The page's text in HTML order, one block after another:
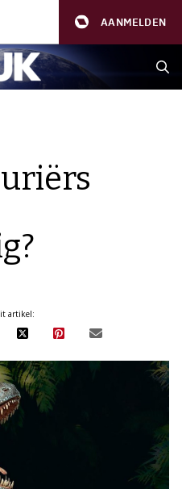
AANMELDEN
artikel: